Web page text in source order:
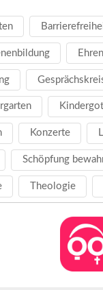
Konzerte
Schöpfung
Theologie